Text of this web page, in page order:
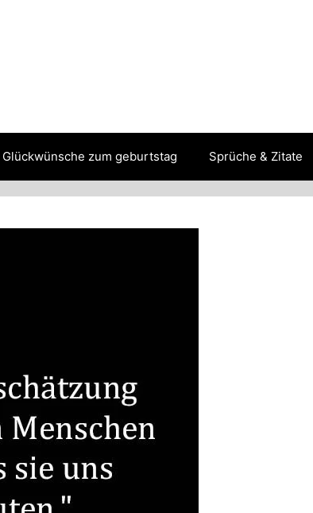
Glückwünsche zum geburtstag Sprüche & Zitate